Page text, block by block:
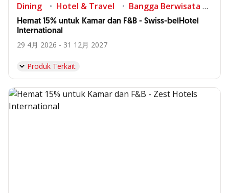
Dining Hotel & Travel Bangga Berwisata di Indonesia
Hemat 15% untuk Kamar dan F&B - Swiss-belHotel
International
29 4月 2026 - 31 12月 2027
Produk Terkait